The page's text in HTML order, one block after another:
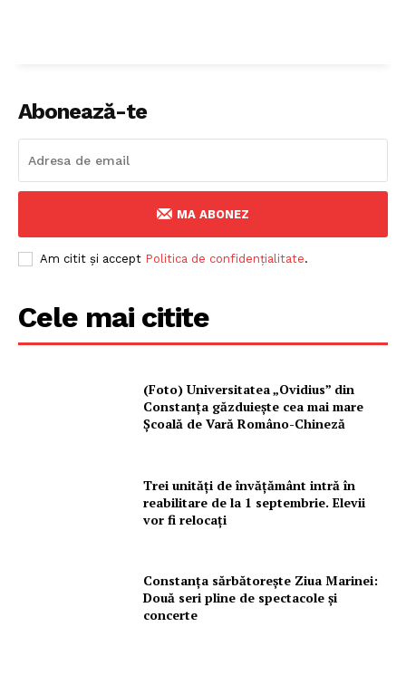
Abonează-te
MA ABONEZ
Am citit și accept Politica de confidențialitate.
Cele mai citite
(Foto) Universitatea „Ovidius” din
Constanța găzduiește cea mai mare
Școală de Vară Româno-Chineză
Trei unități de învățământ intră în
reabilitare de la 1 septembrie. Elevii
vor fi relocați
Constanța sărbătorește Ziua Marinei:
Două seri pline de spectacole și
concerte